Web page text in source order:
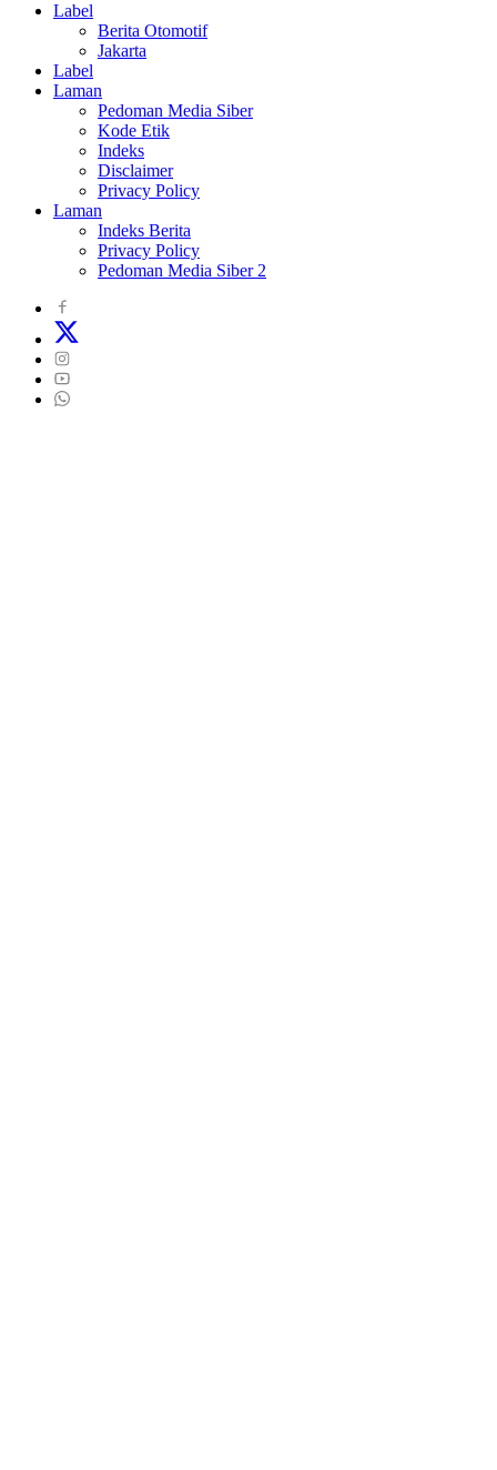
Label
Berita Otomotif
Jakarta
Label
Laman
Pedoman Media Siber
Kode Etik
Indeks
Disclaimer
Privacy Policy
Laman
Indeks Berita
Privacy Policy
Pedoman Media Siber 2